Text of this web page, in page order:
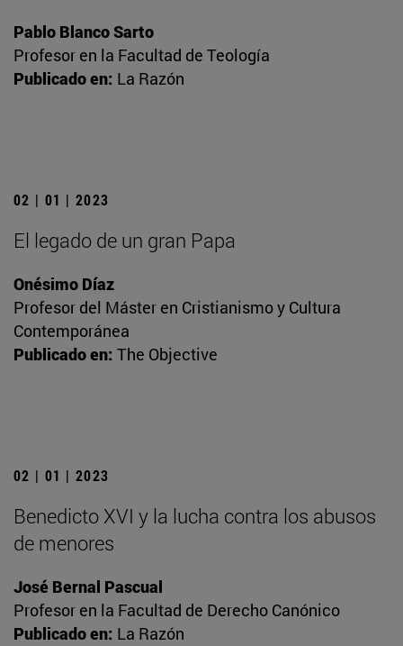
Pablo Blanco Sarto
Profesor en la Facultad de Teología
Publicado en: La Razón
02 | 01 | 2023
El legado de un gran Papa
Onésimo Díaz
Profesor del Máster en Cristianismo y Cultura
Contemporánea
Publicado en: The Objective
02 | 01 | 2023
Benedicto XVI y la lucha contra los abusos
de menores
José Bernal Pascual
Profesor en la Facultad de Derecho Canónico
Publicado en: La Razón